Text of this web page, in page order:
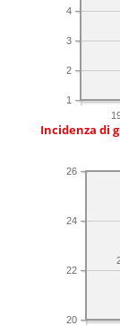
1
2
3
4
Incidenza di
20
22
24
26